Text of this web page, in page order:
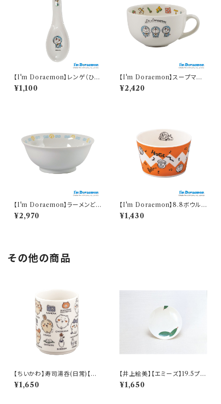
【I'm Doraemon】レンゲ（ひみ
つ道具）【中華シリーズ】
¥1,100
【I'm Doraemon】スープマグ
（ひみつ道具）【中華シリーズ】
¥2,420
【I'm Doraemon】ラーメンどん
ぶり（アイムドラえもん）【中華シ
リーズ】
¥2,970
【I'm Doraemon】8.8ボウル
(ジャイアン)【DO110】
¥1,430
その他の商品
【ちいかわ】寿司湯呑(日常)【CK
W50】CKW51-327
¥1,650
【井上絵美】【エミーズ】19.5プレ
ート【ベイリーフ】AM20-1-T2
2
¥1,650